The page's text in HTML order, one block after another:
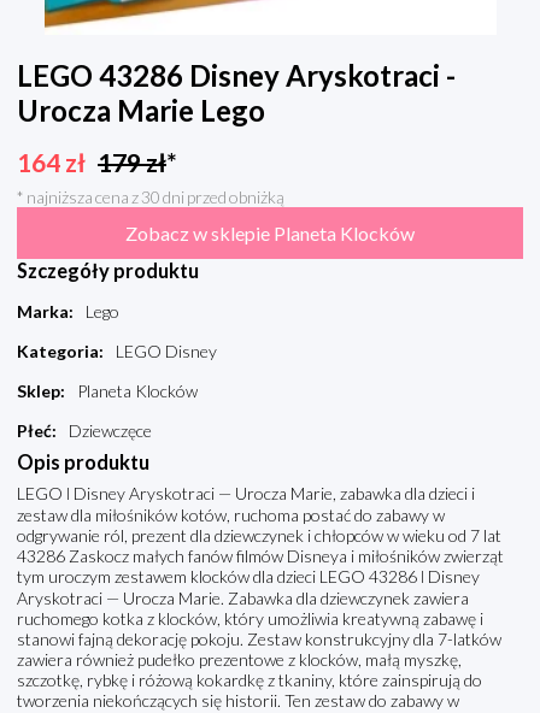
LEGO 43286 Disney Aryskotraci -
Urocza Marie Lego
164 zł 179zł*
* najniższa cena z 30 dni przed obniżką
Zobacz w sklepie Planeta Klocków
Szczegóły produktu
Marka:
Lego
Kategoria:
LEGO Disney
Sklep:
Planeta Klocków
Płeć: Dziewczęce
Opis produktu
LEGO ǀ Disney Aryskotraci — Urocza Marie, zabawka dla dzieci i
zestaw dla miłośników kotów, ruchoma postać do zabawy w
odgrywanie ról, prezent dla dziewczynek i chłopców w wieku od 7 lat
43286 Zaskocz małych fanów filmów Disneya i miłośników zwierząt
tym uroczym zestawem klocków dla dzieci LEGO 43286 ǀ Disney
Aryskotraci — Urocza Marie. Zabawka dla dziewczynek zawiera
ruchomego kotka z klocków, który umożliwia kreatywną zabawę i
stanowi fajną dekorację pokoju. Zestaw konstrukcyjny dla 7-latków
zawiera również pudełko prezentowe z klocków, małą myszkę,
szczotkę, rybkę i różową kokardkę z tkaniny, które zainspirują do
tworzenia niekończących się historii. Ten zestaw do zabawy w